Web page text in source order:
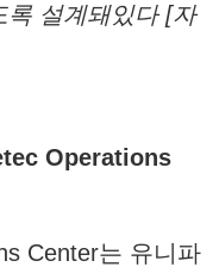
록 설계돼있다 [자
Operations
Center는 유니파